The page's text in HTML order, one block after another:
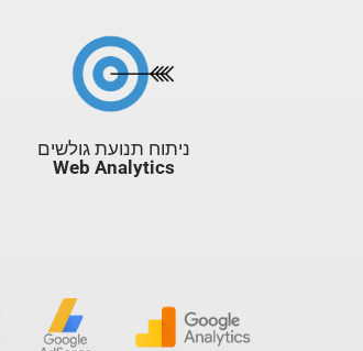
ניתוח תנועת גולשים
Web Analytics